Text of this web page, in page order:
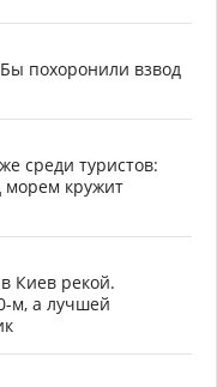
похоронили взвод
среди туристов:
морем кружит
Киев рекой.
м, а лучшей